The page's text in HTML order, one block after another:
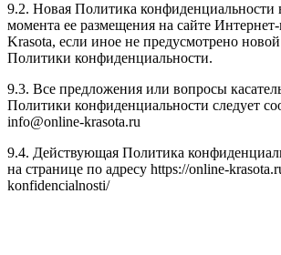
9.2. Новая Политика конфиденциальности
момента ее размещения на сайте
Krasota, если иное не предусмотрено
Политики конфиденциальности.
9.3. Все предложения или вопросы
Политики конфиденциальности следует
info@online-krasota.ru
9.4. Действующая Политика
на странице по адресу https://online-
konfidencialnosti/